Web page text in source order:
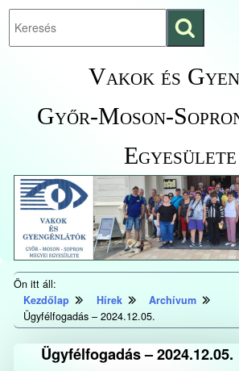
Ugrás a fő
KezdőlapraVakok és
Győr-Moson-
Egyesülete
Keresés
indítása
Ön itt áll:
Kezdőlap
Hírek
Archívum
Ügyfélfogadás – 2024.12.05.
Ügyfélfogadás – 2024.12.05.